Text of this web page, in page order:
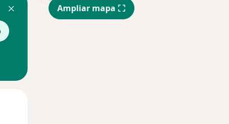
Ampliar mapa